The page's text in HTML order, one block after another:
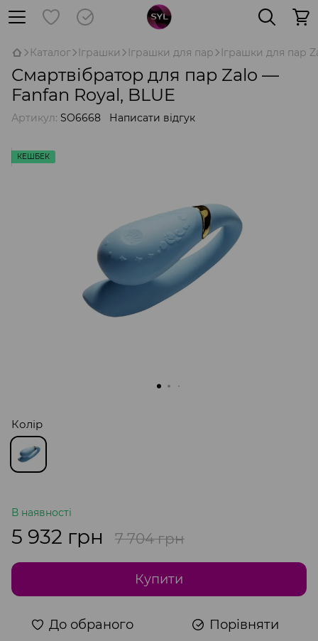
Каталог Іграшки Іграшки для пар Іграшки для пар
Смартвібратор для пар Zalo —
Fanfan Royal, BLUE
Артикул: SO6668 Написати відгук
КЕШБЕК
Колір
В наявності
5 932 грн 7 704 грн
Купити
До обраного Порівняти